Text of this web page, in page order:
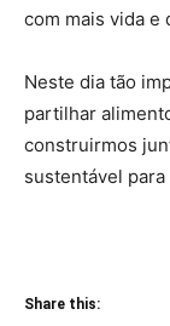
com mais vida e
Neste dia tão
partilhar
construirmos
sustentável para
Share this: